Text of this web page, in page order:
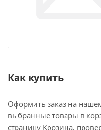
Как купить
Оформить заказ на
выбранные товары в
страницу Корзина,